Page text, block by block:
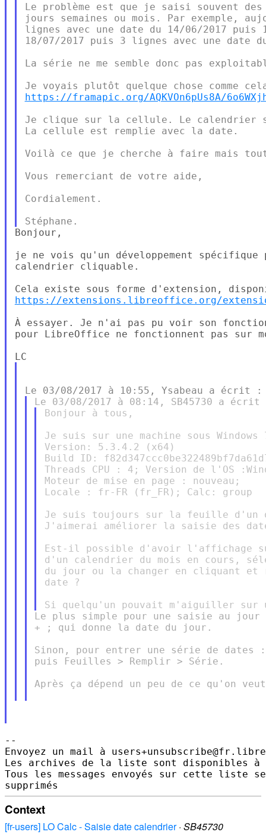
Le problème est que je saisi souvent
jours semaines ou mois. Par exemple,
lignes avec une date du 14/06/2017 puis
18/07/2017 puis 3 lignes avec une date
La série ne me semble donc pas
https://framapic.org/AQKVOn6pUs8A/
Je clique sur la cellule. Le calendrier
La cellule est remplie avec la date.
Voilà ce que je cherche à faire mais
Vous remerciant de votre aide,
Cordialement.
Bonjour,
je ne vois qu'un développement
calendrier cliquable.
https://extensions.libreoffice.org/
À essayer. Je n'ai pas pu voir son
pour LibreOffice ne fonctionnent pas sur
Bonjour à tous,
Je suis sur une machine sous
Version: 5.3.4.2 (x64)
Build ID:
Threads CPU : 4; Version de l'OS
Moteur de mise en page : nouveau;
Locale : fr-FR (fr_FR); Calc: group
Je suis toujours sur la feuille d'un
J'aimerai améliorer la saisie des
Est-il possible d'avoir l'affichage
d'un calendrier du mois en cours,
du jour ou la changer en cliquant
date ?
Le plus simple pour une saisie au
+ ; qui donne la date du jour.
Sinon, pour entrer une série de
puis Feuilles > Remplir > Série.
Après ça dépend un peu de ce qu'on
--
Envoyez un mail à
Les archives de la liste sont disponibles à
Tous les messages envoyés sur cette liste
Context
[fr-users] LO Calc - Saisie date calendrier· SB45730